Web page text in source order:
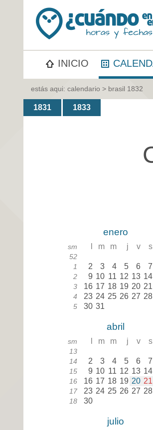
INICIO
estás aqui: calendario > brasil 1832
1831 1833
enero
sm m m j v s
52
1 2 3 4 5 6 7
2 9 10 11 12 13 14
3 16 17 18 19 20 21
4 23 24 25 26 27 28
5 30 31
abril
sm m m j v s
13
14 2 3 4 5 6 7
15 9 10 11 12 13 14
16 16 17 18 19 20 21
17 23 24 25 26 27 28
18 30
julio